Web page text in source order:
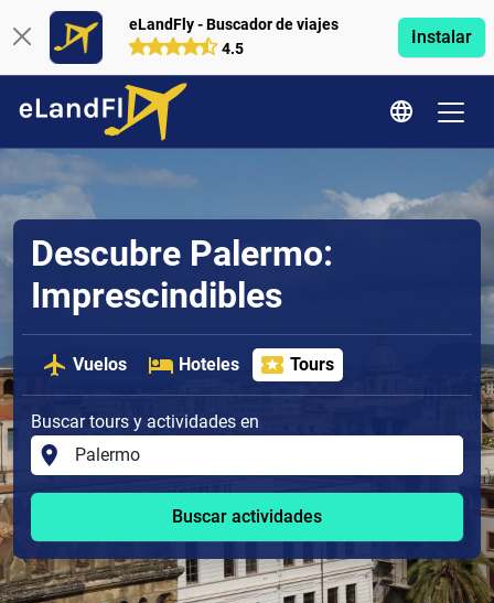
eLandFly - Buscador de viajes
4.5
Instalar
Descubre Palermo:
Imprescindibles
Vuelos Hoteles Tours
Buscar tours y actividades en
Buscar actividades